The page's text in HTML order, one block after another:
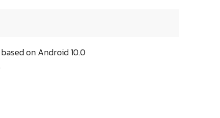
on Android 10.0